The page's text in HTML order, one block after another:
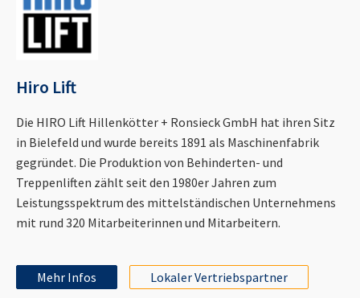
Hiro Lift
Die HIRO Lift Hillenkötter + Ronsieck GmbH hat ihren Sitz
in Bielefeld und wurde bereits 1891 als Maschinenfabrik
gegründet. Die Produktion von Behinderten- und
Treppenliften zählt seit den 1980er Jahren zum
Leistungsspektrum des mittelständischen Unternehmens
mit rund 320 Mitarbeiterinnen und Mitarbeitern.
Mehr Infos Lokaler Vertriebspartner